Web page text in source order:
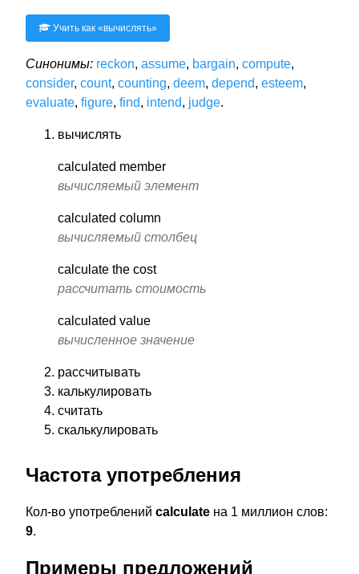
Учить как «вычислять»
Синонимы: reckon, assume, bargain, compute,
consider, count, counting, deem, depend, esteem,
evaluate, figure, find, intend, judge.
вычислять
calculated member
вычисляемый элемент
calculated column
вычисляемый столбец
calculate the cost
рассчитать стоимость
calculated value
вычисленное значение
рассчитывать
калькулировать
считать
скалькулировать
Частота употребления
Кол-во употреблений calculate на 1 миллион слов:
9.
Примеры предложений